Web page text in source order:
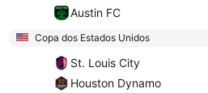
Austin FC
Copa dos Estados Unidos
St. Louis City
Houston Dynamo